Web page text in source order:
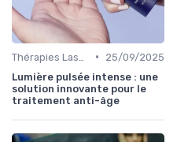
•
25/09/2025
Lumière pulsée intense : une
solution innovante pour le
traitement anti-âge